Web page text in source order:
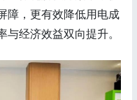
障，更有效降低用电成
经济效益双向提升。